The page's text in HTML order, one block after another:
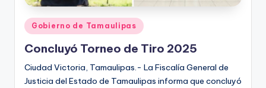
Publicado
en
Gobierno de Tamaulipas
Concluyó Torneo de Tiro 2025
Ciudad Victoria, Tamaulipas.- La Fiscalía General de
Justicia del Estado de Tamaulipas informa que concluyó